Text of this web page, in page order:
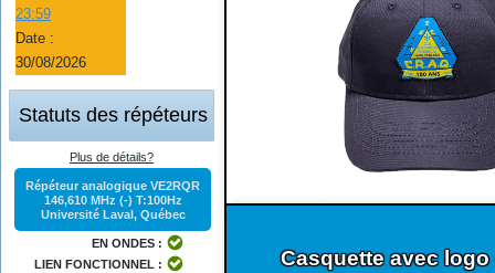
23:59
Date :
30/08/2026
Statuts des répéteurs
Plus de détails?
Répéteur analogique VE2RQR
146,610 MHz (-) T:100Hz
Université Laval, Québec
EN ONDES :
LIEN FONCTIONNEL :
Casquette avec logo